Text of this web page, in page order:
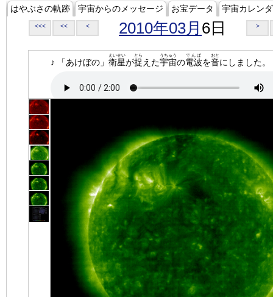
はやぶさの軌跡 宇宙からのメッセージ お宝データ 宇宙カレン
<<< << < 2010年03月 6日 >
♪ 「あけぼの」 衛星
えいせい
が捉
とら
えた宇宙
うちゅう
の電波
でんぱ
を音
おと
にしました。